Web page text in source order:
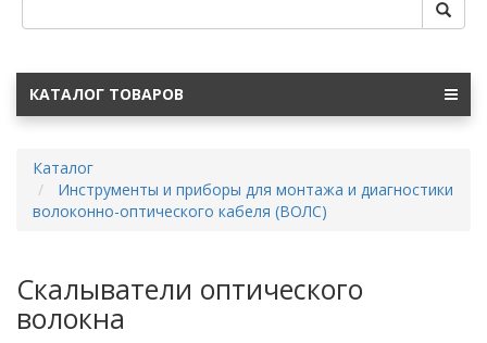
КАТАЛОГ ТОВАРОВ
Каталог
Инструменты и приборы для монтажа и диагностики
волоконно-оптического кабеля (ВОЛС)
Скалыватели оптического
волокна